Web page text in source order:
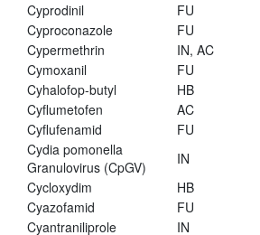
Cyprodinil
FU
Cyproconazole
FU
Cypermethrin
IN, AC
Cymoxanil
FU
Cyhalofop-butyl
HB
Cyflumetofen
AC
Cyflufenamid
FU
Cydia pomonella
Granulovirus (CpGV)
IN
Cycloxydim
HB
Cyazofamid
FU
Cyantraniliprole
IN